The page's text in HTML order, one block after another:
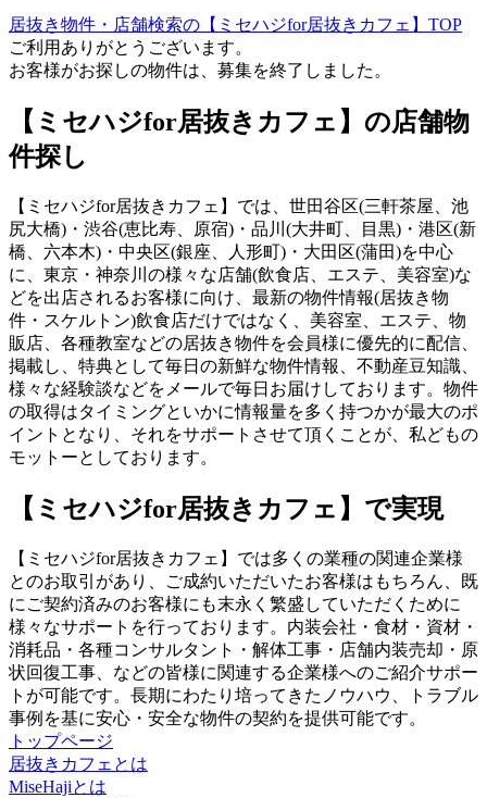
居抜き物件・店舗検索の【ミセハジfor居抜きカフェ】TOP
ご利用ありがとうございます。
お客様がお探しの物件は、募集を終了しました。
【ミセハジfor居抜きカフェ】の店舗物
件探し
【ミセハジfor居抜きカフェ】では、世田谷区(三軒茶屋、池
尻大橋)・渋谷(恵比寿、原宿)・品川(大井町、目黒)・港区(新
橋、六本木)・中央区(銀座、人形町)・大田区(蒲田)を中心
に、東京・神奈川の様々な店舗(飲食店、エステ、美容室)な
どを出店されるお客様に向け、最新の物件情報(居抜き物
件・スケルトン)飲食店だけではなく、美容室、エステ、物
販店、各種教室などの居抜き物件を会員様に優先的に配信、
掲載し、特典として毎日の新鮮な物件情報、不動産豆知識、
様々な経験談などをメールで毎日お届けしております。物件
の取得はタイミングといかに情報量を多く持つかが最大のポ
イントとなり、それをサポートさせて頂くことが、私どもの
モットーとしております。
【ミセハジfor居抜きカフェ】で実現
【ミセハジfor居抜きカフェ】では多くの業種の関連企業様
とのお取引があり、ご成約いただいたお客様はもちろん、既
にご契約済みのお客様にも末永く繁盛していただくために
様々なサポートを行っております。内装会社・食材・資材・
消耗品・各種コンサルタント・解体工事・店舗内装売却・原
状回復工事、などの皆様に関連する企業様へのご紹介サポー
トが可能です。長期にわたり培ってきたノウハウ、トラブル
事例を基に安心・安全な物件の契約を提供可能です。
トップページ
居抜きカフェとは
MiseHajiとは